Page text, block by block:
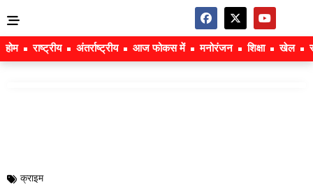
होम राष्ट्रीय अंतर्राष्ट्रीय आज फोकस में मनोरंजन शिक्षा खेल
क्राइम